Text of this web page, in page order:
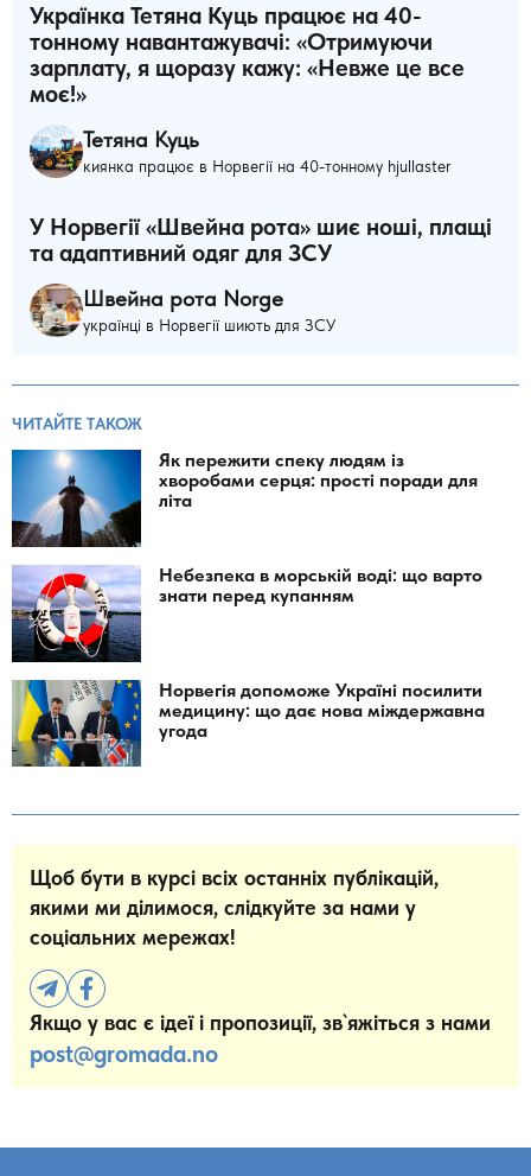
Українка Тетяна Куць працює на 40-
тонному навантажувачі: «Отримуючи
зарплату, я щоразу кажу: «Невже це все
моє!»
Тетяна Куць
киянка працює в Норвегії на 40-тонному hjullaster
У Норвегії «Швейна рота» шиє ноші, плащі
та адаптивний одяг для ЗСУ
Швейна рота Norge
українці в Норвегії шиють для ЗСУ
ЧИТАЙТЕ ТАКОЖ
Як пережити спеку людям із
хворобами серця: прості поради для
літа
Небезпека в морській воді: що варто
знати перед купанням
Норвегія допоможе Україні посилити
медицину: що дає нова міждержавна
угода
Щоб бути в курсі всіх останніх публікацій,
якими ми ділимося, слідкуйте за нами у
соціальних мережах!
Якщо у вас є ідеї і пропозиції, зв`яжіться з нами
post@gromada.no